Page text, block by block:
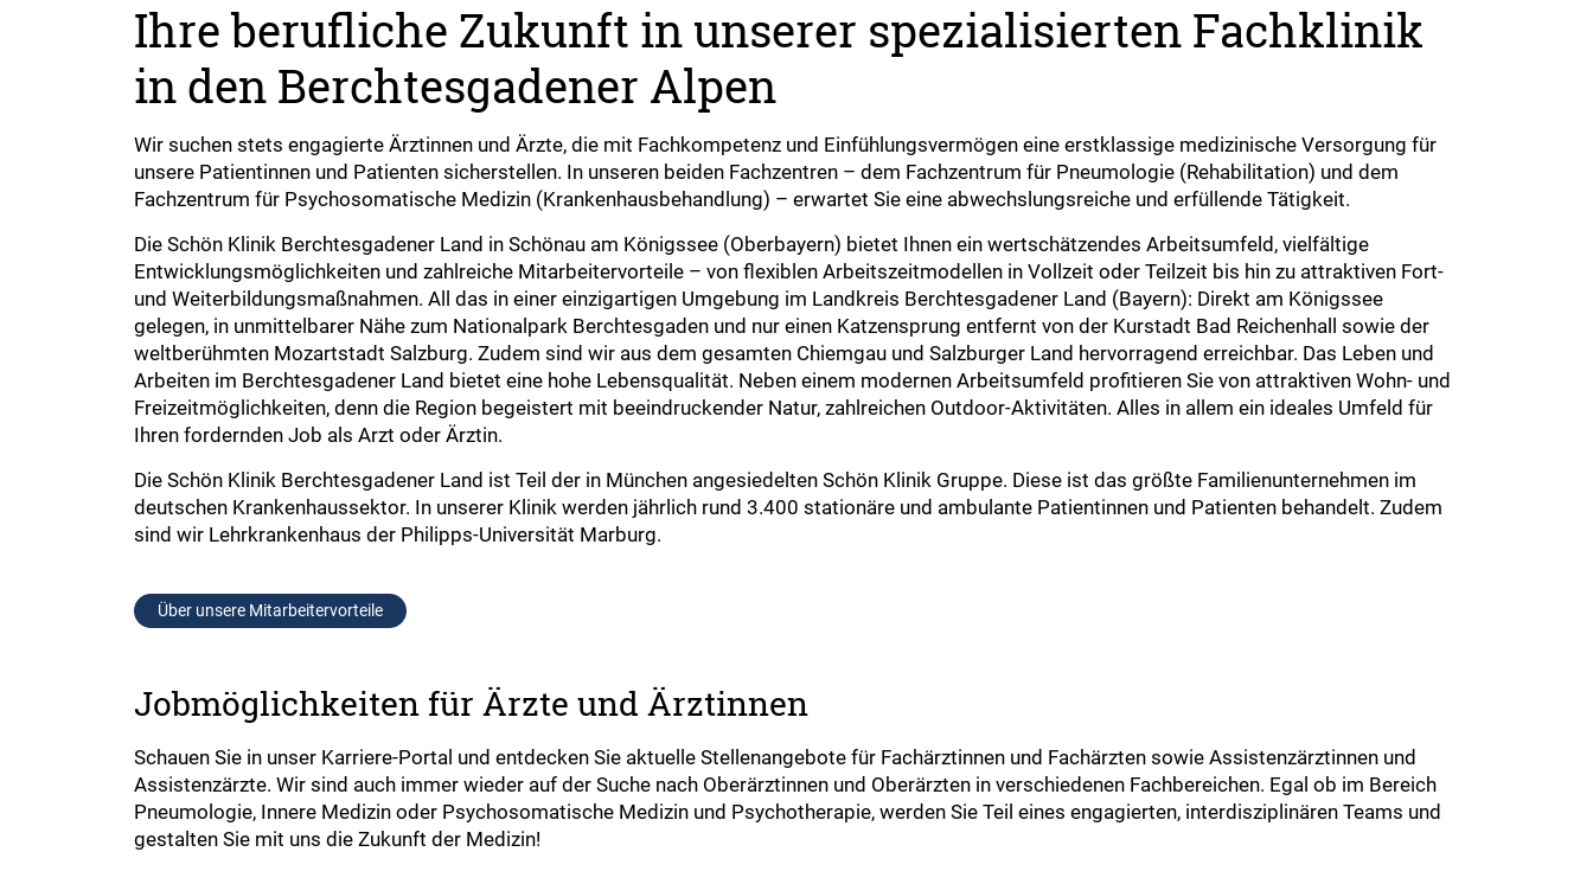
Ihre berufliche Zukunft in unserer spezialisierten Fachklinik
in den Berchtesgadener Alpen
Wir suchen stets engagierte Ärztinnen und Ärzte, die mit Fachkompetenz und Einfühlungsvermögen eine erstklassige medizinische Versorgung für
unsere Patientinnen und Patienten sicherstellen. In unseren beiden Fachzentren – dem Fachzentrum für Pneumologie (Rehabilitation) und dem
Fachzentrum für Psychosomatische Medizin (Krankenhausbehandlung) – erwartet Sie eine abwechslungsreiche und erfüllende Tätigkeit.
Die Schön Klinik Berchtesgadener Land in Schönau am Königssee (Oberbayern) bietet Ihnen ein wertschätzendes Arbeitsumfeld, vielfältige
Entwicklungsmöglichkeiten und zahlreiche Mitarbeitervorteile – von flexiblen Arbeitszeitmodellen in Vollzeit oder Teilzeit bis hin zu attraktiven Fort-
und Weiterbildungsmaßnahmen. All das in einer einzigartigen Umgebung im Landkreis Berchtesgadener Land (Bayern): Direkt am Königssee
gelegen, in unmittelbarer Nähe zum Nationalpark Berchtesgaden und nur einen Katzensprung entfernt von der Kurstadt Bad Reichenhall sowie der
weltberühmten Mozartstadt Salzburg. Zudem sind wir aus dem gesamten Chiemgau und Salzburger Land hervorragend erreichbar. Das Leben und
Arbeiten im Berchtesgadener Land bietet eine hohe Lebensqualität. Neben einem modernen Arbeitsumfeld profitieren Sie von attraktiven Wohn- und
Freizeitmöglichkeiten, denn die Region begeistert mit beeindruckender Natur, zahlreichen Outdoor-Aktivitäten. Alles in allem ein ideales Umfeld für
Ihren fordernden Job als Arzt oder Ärztin.
Die Schön Klinik Berchtesgadener Land ist Teil der in München angesiedelten Schön Klinik Gruppe. Diese ist das größte Familienunternehmen im
deutschen Krankenhaussektor. In unserer Klinik werden jährlich rund 3.400 stationäre und ambulante Patientinnen und Patienten behandelt. Zudem
sind wir Lehrkrankenhaus der Philipps-Universität Marburg.
Über unsere Mitarbeitervorteile
Jobmöglichkeiten für Ärzte und Ärztinnen
Schauen Sie in unser Karriere-Portal und entdecken Sie aktuelle Stellenangebote für Fachärztinnen und Fachärzten sowie Assistenzärztinnen und
Assistenzärzte. Wir sind auch immer wieder auf der Suche nach Oberärztinnen und Oberärzten in verschiedenen Fachbereichen. Egal ob im Bereich
Pneumologie, Innere Medizin oder Psychosomatische Medizin und Psychotherapie, werden Sie Teil eines engagierten, interdisziplinären Teams und
gestalten Sie mit uns die Zukunft der Medizin!